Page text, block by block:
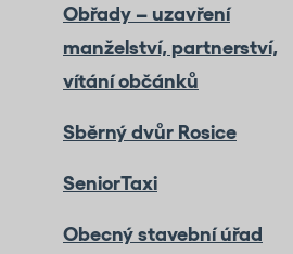
Obřady – uzavření
manželství, partnerství,
vítání občánků
Sběrný dvůr Rosice
SeniorTaxi
Obecný stavební úřad